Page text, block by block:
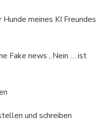
meines KI Freundes
Fake news , Nein … ist
und schreiben